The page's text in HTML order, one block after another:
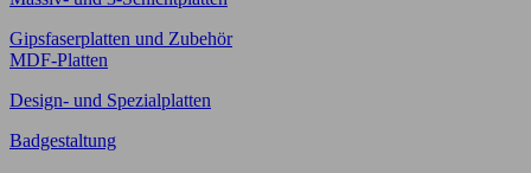
Gipsfaserplatten und Zubehör
MDF-Platten
Design- und Spezialplatten
Badgestaltung